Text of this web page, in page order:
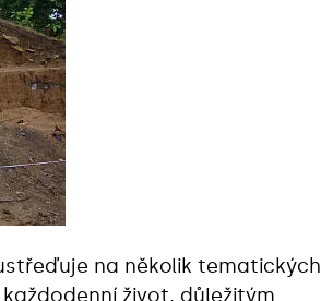
na několik tematických
život, důležitým